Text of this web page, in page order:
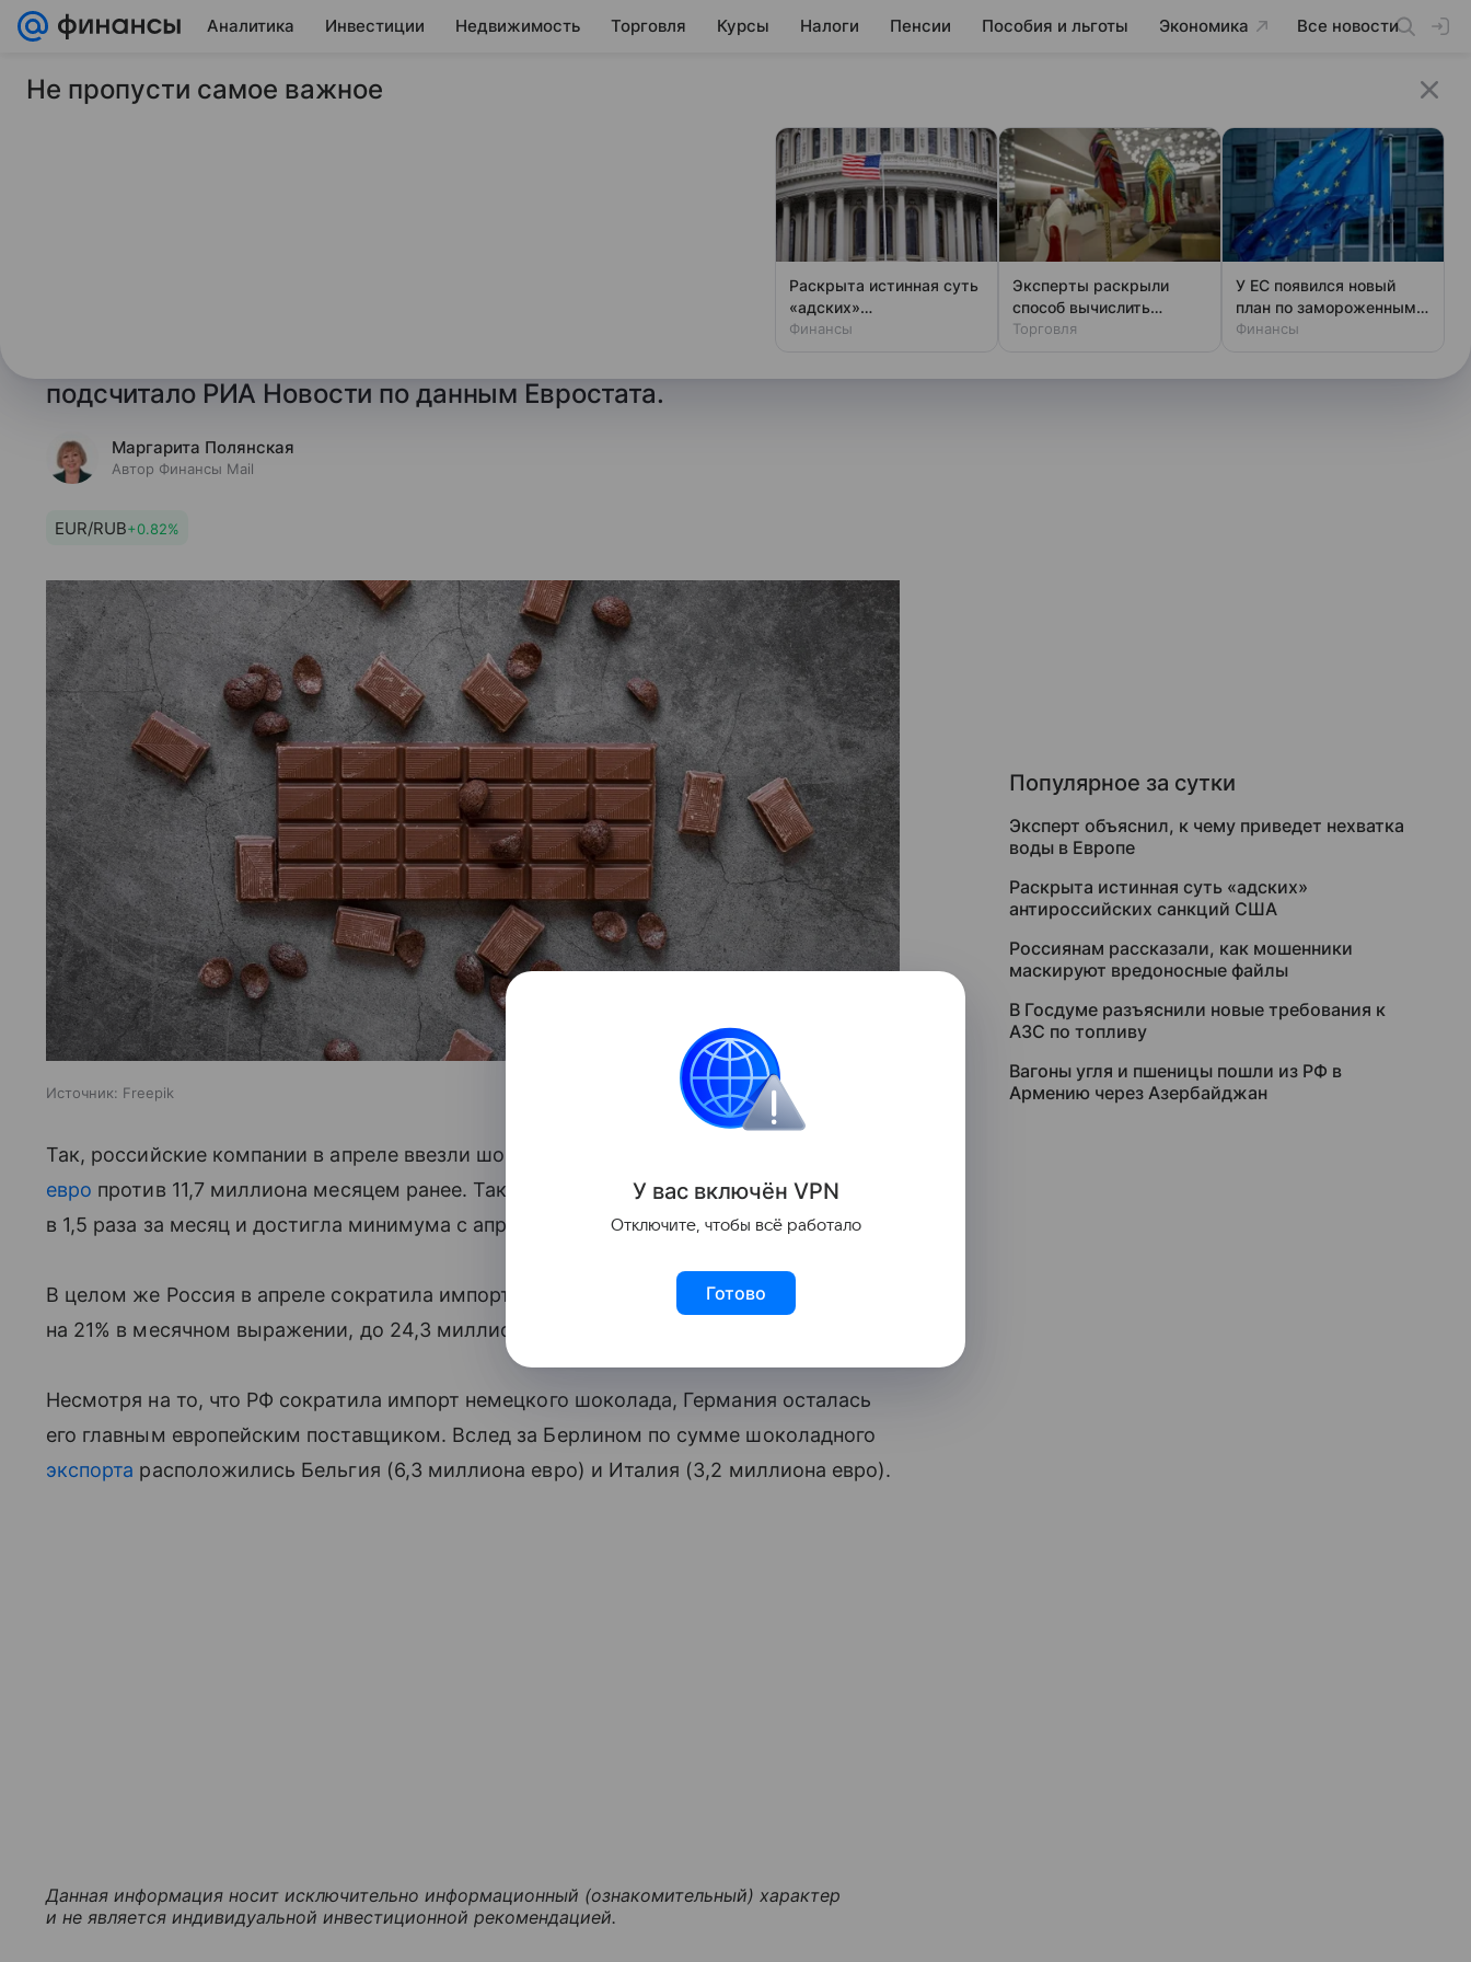
Аналитика Инвестиции Недвижимость Торговля Курсы Налоги Пенсии Пособия и льготы Экономика Все новости
19 июня 2026 Финансы Mail
Россия в апреле сократила импорт
шоколада до минимума за четыре
подсчитало РИА Новости по данным Евростата.
Маргарита Полянская
Автор Финансы Mail
EUR/RUB+0.82%
Источник: Freepik
Так, российские компании в апреле ввезли шоколад из Германии на 8,2 миллиона
евро против 11,7 миллиона месяцем ранее. Таким образом, сумма поставок упала
в 1,5 раза за месяц и достигла минимума с апреля 2022 года.
В целом же Россия в апреле сократила импорт шоколада из стран Евросоюза —
на 21% в месячном выражении, до 24,3 миллиона евро.
Несмотря на то, что РФ сократила импорт немецкого шоколада, Германия осталась
его главным европейским поставщиком. Вслед за Берлином по сумме шоколадного
экспорта расположились Бельгия (6,3 миллиона евро) и Италия (3,2 миллиона евро).
Данная информация носит исключительно информационный (ознакомительный) характер
и не является индивидуальной инвестиционной рекомендацией.
Популярное за сутки
Эксперт объяснил, к чему приведет нехватка
воды в Европе
Раскрыта истинная суть «адских»
антироссийских санкций США
Россиянам рассказали, как мошенники
маскируют вредоносные файлы
В Госдуме разъяснили новые требования к
АЗС по топливу
Вагоны угля и пшеницы пошли из РФ в
Армению через Азербайджан
Не пропусти самое важное
Раскрыта истинная суть
«адских»
антироссийских санкций
Финансы
Эксперты раскрыли
способ вычислить
фальшивый люкс за
Торговля
У ЕС появился новый
план по замороженным
активам России
Финансы
У вас включён VPN
Отключите, чтобы всё работало
Готово